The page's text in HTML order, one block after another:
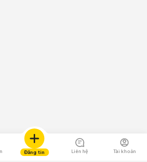
Đăng tin Liên hệ Tài khoản